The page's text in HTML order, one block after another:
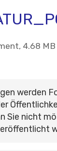
4.68
werden
Sie nicht